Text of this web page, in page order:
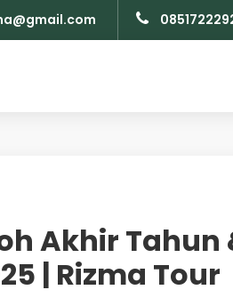
Akhir Tahun
| Rizma Tour